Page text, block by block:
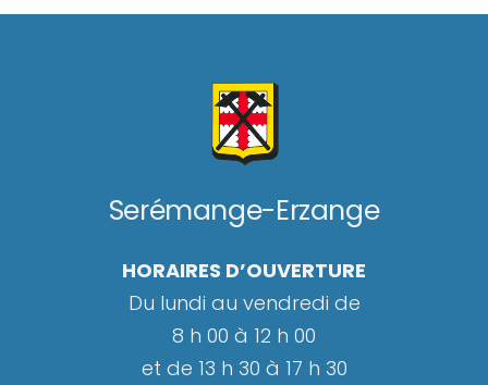
Serémange-Erzange
HORAIRES D’OUVERTURE
Du lundi au vendredi de
8 h 00 à 12 h 00
et de 13 h 30 à 17 h 30